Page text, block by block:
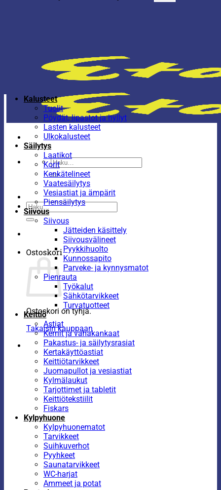
Etsi:
Etsi:
Ostoskori
Ostoskori on tyhjä.
Takaisin kauppaan
Kalusteet
Tuolit
Pöydät, lipastot ja hyllyt
Lasten kalusteet
Ulkokalusteet
Säilytys
Laatikot
Korit
Kenkätelineet
Vaatesäilytys
Vesiastiat ja ämpärit
Piensäilytys
Siivous
Siivous
Jätteiden käsittely
Siivousvälineet
Pyykkihuolto
Kunnossapito
Parveke- ja kynnysmatot
Pienrauta
Työkalut
Sähkötarvikkeet
Turvatuotteet
Keittiö
Astiat
Kernit ja vahakankaat
Pakastus- ja säilytysrasiat
Kertakäyttöastiat
Keittiötarvikkeet
Juomapullot ja vesiastiat
Kylmälaukut
Tarjottimet ja tabletit
Keittiötekstiilit
Fiskars
Kylpyhuone
Kylpyhuonematot
Tarvikkeet
Suihkuverhot
Pyyhkeet
Saunatarvikkeet
WC-harjat
Ammeet ja potat